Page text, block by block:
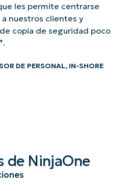
les permite centrarse
nuestros clientes y
copia de seguridad poco
DE PERSONAL, IN-SHORE
de NinjaOne